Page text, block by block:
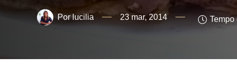
lucilia 23 mar, 2014 Tempo